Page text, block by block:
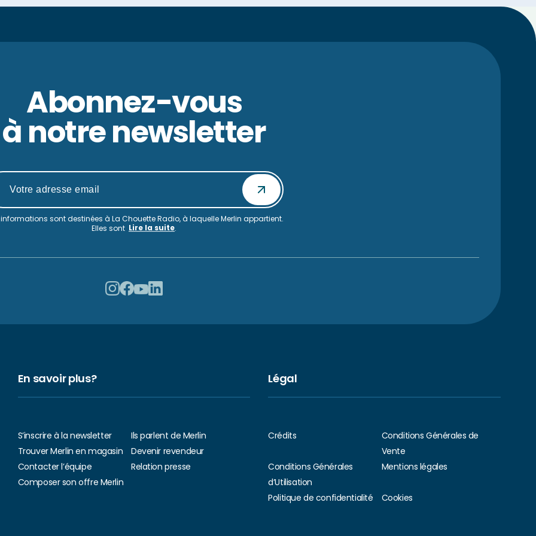
Abonnez-vous
à notre newsletter
sont destinées à La Chouette Radio, à laquelle Merlin appartient.
Elles sont Lire la suite.
En savoir plus?
S’inscrire à la newsletter
Ils parlent de Merlin
Trouver Merlin en magasin
Devenir revendeur
Contacter l’équipe
Relation presse
Composer son offre Merlin
Légal
Crédits
Conditions Générales de
Vente
Conditions Générales
d’Utilisation
Mentions légales
Politique de confidentialité Cookies